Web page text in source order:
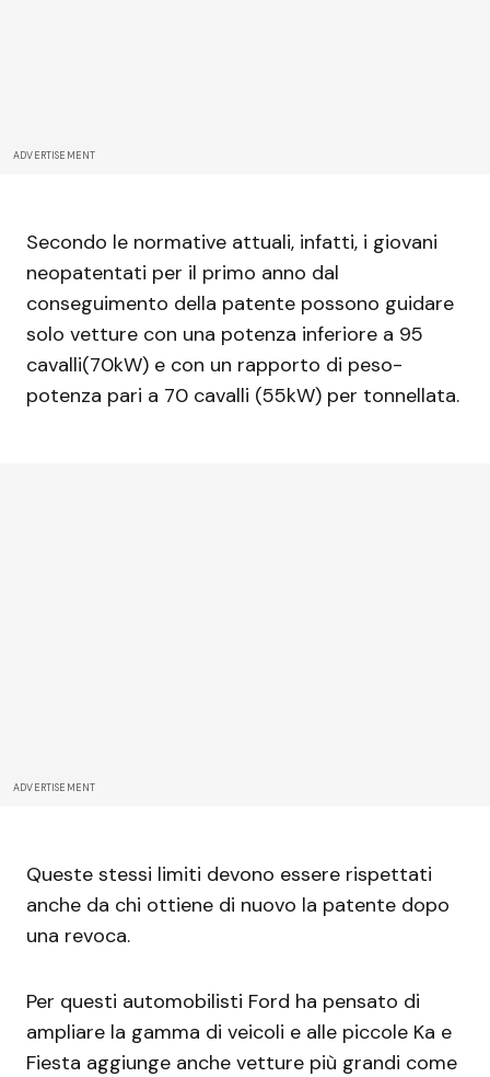
ADVERTISEMENT
Secondo le normative attuali, infatti, i giovani
neopatentati per il primo anno dal
conseguimento della patente possono guidare
solo vetture con una potenza inferiore a 95
cavalli(70kW) e con un rapporto di peso-
potenza pari a 70 cavalli (55kW) per tonnellata.
ADVERTISEMENT
Queste stessi limiti devono essere rispettati
anche da chi ottiene di nuovo la patente dopo
una revoca.
Per questi automobilisti Ford ha pensato di
ampliare la gamma di veicoli e alle piccole Ka e
Fiesta aggiunge anche vetture più grandi come